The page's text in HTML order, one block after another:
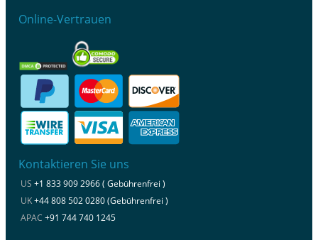
Online-Vertrauen
Kontaktieren Sie uns
US +1 833 909 2966 ( Gebührenfrei )
UK+44 808 502 0280 (Gebührenfrei )
APAC +91 744 740 1245